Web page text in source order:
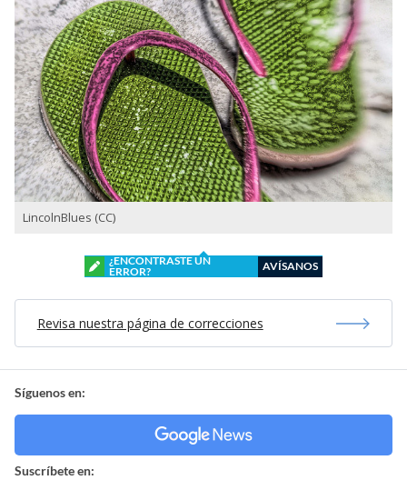
LincolnBlues (CC)
¿ENCONTRASTE UN
ERROR?
AVÍSANOS
Revisa nuestra página de correcciones
Síguenos en:
Suscríbete en: